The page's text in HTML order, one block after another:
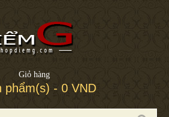
Giỏ hàng
phẩm(s) - 0 VND